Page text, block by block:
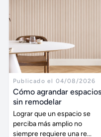
Publicado el 04/08/2026
Cómo agrandar espacios
sin remodelar
Lograr que un espacio se
perciba más amplio no
siempre requiere una re...